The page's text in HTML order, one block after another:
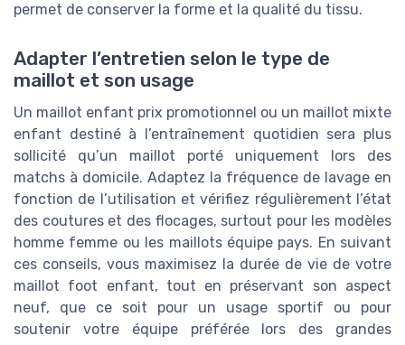
permet de conserver la forme et la qualité du tissu.
Adapter l’entretien selon le type de
maillot et son usage
Un maillot enfant prix promotionnel ou un maillot mixte
enfant destiné à l’entraînement quotidien sera plus
sollicité qu’un maillot porté uniquement lors des
matchs à domicile. Adaptez la fréquence de lavage en
fonction de l’utilisation et vérifiez régulièrement l’état
des coutures et des flocages, surtout pour les modèles
homme femme ou les maillots équipe pays. En suivant
ces conseils, vous maximisez la durée de vie de votre
maillot foot enfant, tout en préservant son aspect
neuf, que ce soit pour un usage sportif ou pour
soutenir votre équipe préférée lors des grandes